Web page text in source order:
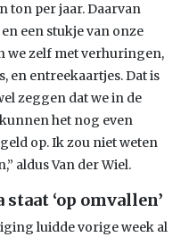
ton per jaar. Daarvan
een stukje van onze
we zelf met verhuringen,
en entreekaartjes. Dat is
zeggen dat we in de
het nog even
op. Ik zou niet weten
aldus Van der Wiel.
‘op omvallen’
luidde vorige week al